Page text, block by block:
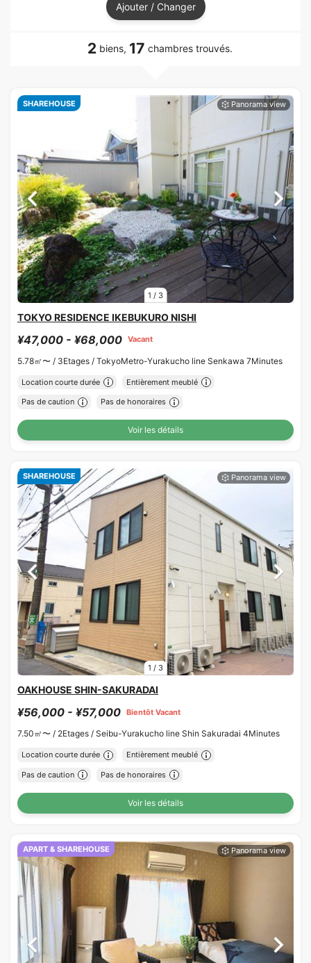
Ajouter / Changer
2 biens, 17 chambres trouvés.
1 / 3
SHAREHOUSE
TOKYO RESIDENCE IKEBUKURO NISHI
¥47,000 - ¥68,000 Vacant
5.78㎡〜 / 3Etages / TokyoMetro-Yurakucho line Senkawa 7Minutes
Location courte durée Entièrement meublé
Pas de caution Pas de honoraires
Voir les détails
1 / 3
SHAREHOUSE
OAKHOUSE SHIN-SAKURADAI
¥56,000 - ¥57,000 Bientôt Vacant
7.50㎡〜 / 2Etages / Seibu-Yurakucho line Shin Sakuradai 4Minutes
Location courte durée Entièrement meublé
Pas de caution Pas de honoraires
Voir les détails
APART & SHAREHOUSE